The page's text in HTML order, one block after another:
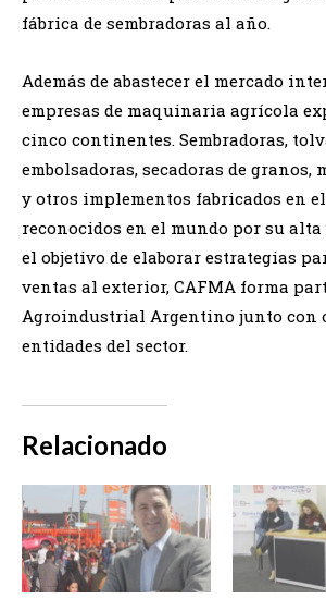
fábrica de sembradoras al año.
Además de abastecer el mercado
empresas de maquinaria agrícola
cinco continentes. Sembradoras,
embolsadoras, secadoras de granos,
y otros implementos fabricados en
reconocidos en el mundo por su alta
el objetivo de elaborar estrategias
ventas al exterior, CAFMA forma
Agroindustrial Argentino junto con
entidades del sector.
Relacionado